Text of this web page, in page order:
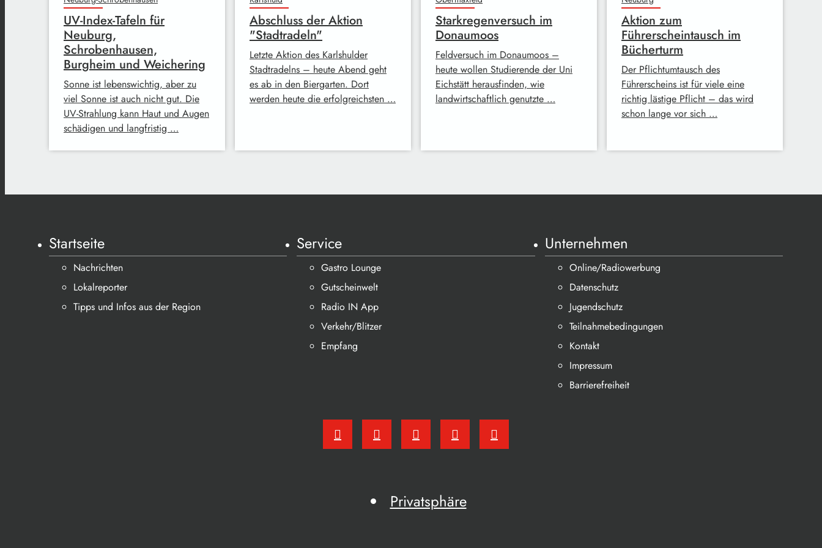
UV-Index-Tafeln für
Neuburg,
Schrobenhausen,
Burgheim und Weichering
Sonne ist lebenswichtig, aber zu
viel Sonne ist auch nicht gut. Die
UV-Strahlung kann Haut und Augen
schädigen und langfristig …
Abschluss der Aktion
"Stadtradeln"
Letzte Aktion des Karlshulder
Stadtradelns – heute Abend geht
es ab in den Biergarten. Dort
werden heute die erfolgreichsten …
Starkregenversuch im
Donaumoos
Feldversuch im Donaumoos –
heute wollen Studierende der Uni
Eichstätt herausfinden, wie
landwirtschaftlich genutzte …
Aktion zum
Führerscheintausch im
Bücherturm
Der Pflichtumtausch des
Führerscheins ist für viele eine
richtig lästige Pflicht – das wird
schon lange vor sich …
Startseite
Nachrichten
Lokalreporter
Tipps und Infos aus der Region
Service
Gastro Lounge
Gutscheinwelt
Radio IN App
Verkehr/Blitzer
Empfang
Unternehmen
Online/Radiowerbung
Datenschutz
Jugendschutz
Teilnahmebedingungen
Kontakt
Impressum
Barrierefreiheit
Privatsphäre